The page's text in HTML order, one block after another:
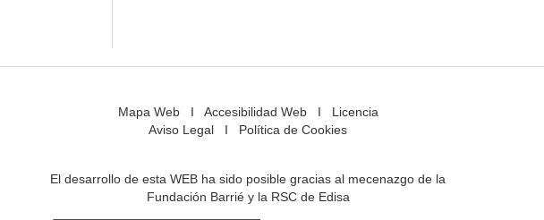
Mapa WebI Accesibilidad WebI Licencia
Aviso Legal I Política de Cookies
El desarrollo de esta WEB ha sido posible gracias al mecenazgo de la
Fundación Barrié y la RSC de Edisa